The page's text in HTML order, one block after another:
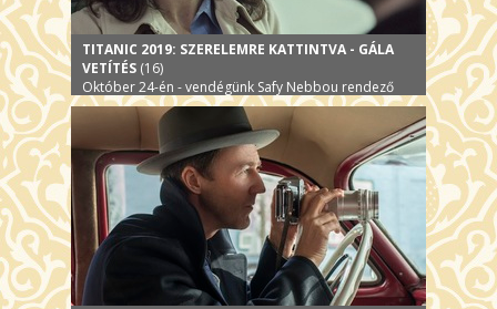
TITANIC 2019: SZERELEMRE KATTINTVA - GÁLA
VETÍTÉS (16)
Október 24-én - vendégünk Safy Nebbou rendező